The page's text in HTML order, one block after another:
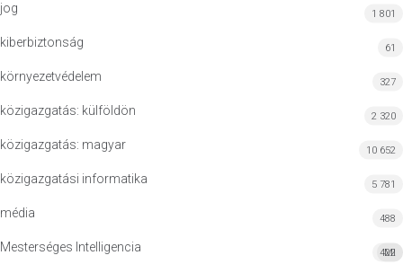
jog 1 801
kiberbiztonság 61
környezetvédelem 327
közigazgatás: külföldön 2 320
közigazgatás: magyar 10 652
közigazgatási informatika 5 781
média 488
Mesterséges Intelligencia MI
422